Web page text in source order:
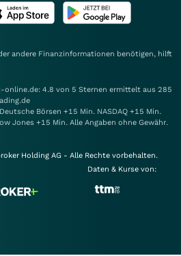
andere Finanzinformationen benötigen, hilft
online.de: 4.8 von 5 Sternen ermittelt aus 285
Börsen +15 Min. NASDAQ +15 Min.
Jones +15 Min. Alle Angaben ohne Gewähr.
Holding AG - Alle Rechte vorbehalten.
Daten & Kurse von: